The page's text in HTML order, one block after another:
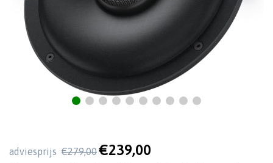
adviesprijs €279,00 €239,00